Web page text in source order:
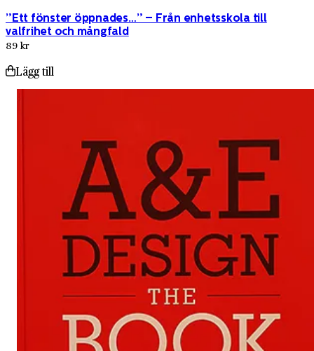
”Ett fönster öppnades…” – Från enhetsskola till
valfrihet och mångfald
89 kr
Lägg till